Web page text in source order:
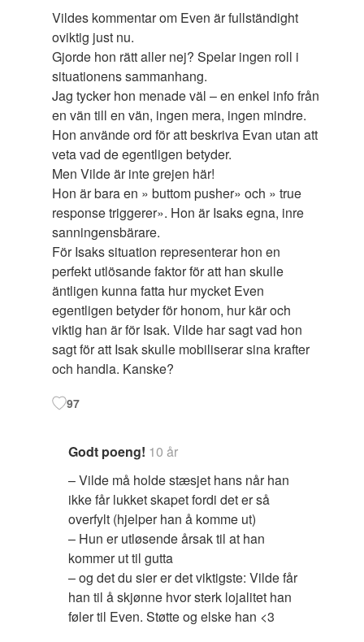
Vildes kommentar om Even är fullständight
oviktig just nu.
Gjorde hon rätt aller nej? Spelar ingen roll i
situationens sammanhang.
Jag tycker hon menade väl – en enkel info från
en vän till en vän, ingen mera, ingen mindre.
Hon använde ord för att beskriva Evan utan att
veta vad de egentligen betyder.
Men Vilde är inte grejen här!
Hon är bara en » buttom pusher» och » true
response triggerer». Hon är Isaks egna, inre
sanningensbärare.
För Isaks situation representerar hon en
perfekt utlösande faktor för att han skulle
äntligen kunna fatta hur mycket Even
egentligen betyder för honom, hur kär och
viktig han är för Isak. Vilde har sagt vad hon
sagt för att Isak skulle mobiliserar sina krafter
och handla. Kanske?
97
Godt poeng! 10 år
– Vilde må holde stæsjet hans når han
ikke får lukket skapet fordi det er så
overfylt (hjelper han å komme ut)
– Hun er utløsende årsak til at han
kommer ut til gutta
– og det du sier er det viktigste: Vilde får
han til å skjønne hvor sterk lojalitet han
føler til Even. Støtte og elske han <3